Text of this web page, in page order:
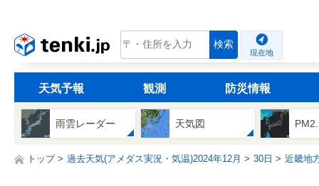
tenki.jp 検索
現在地
天気予報 観測 防災情報
雨雲レーダー 天気図
トップ 過去天気(アメダス実況・気温)2024年12月 30日 近畿地